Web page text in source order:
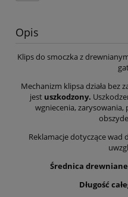
Opis
Klips do smoczka z
Mechanizm klipsa działa bez
jest uszkodzony.
wgniecenia, zarysowania,
Reklamacje dotyczące
Średnica
Długość